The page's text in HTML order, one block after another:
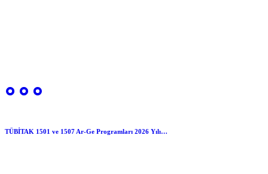
TÜBİTAK 1501 ve 1507 Ar-Ge Programları 2026 Yılı…